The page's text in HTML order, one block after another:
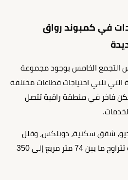
في كمبوند رواق
التجمع الخامس بوجود مجموعة
التي تلبي احتياجات قطاعات مختلفة
فاخر في منطقة راقية تتصل
شقق سكنية، دوبلكس، وفلل
مستقلة بمساحات متنوعة تتراوح ما بين 74 متر مربع إلى 350